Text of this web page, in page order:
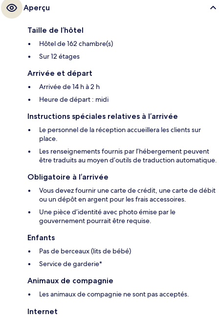
Aperçu
Taille de l’hôtel
Hôtel de 162 chambre(s)
Sur 12 étages
Arrivée et départ
Arrivée de 14 h à 2 h
Heure de départ : midi
Instructions spéciales relatives à l’arrivée
Le personnel de la réception accueillera les clients sur
place.
Les renseignements fournis par l’hébergement peuvent
être traduits au moyen d’outils de traduction automatique.
Obligatoire à l’arrivée
Vous devez fournir une carte de crédit, une carte de débit
ou un dépôt en argent pour les frais accessoires.
Une pièce d’identité avec photo émise par le
gouvernement pourrait être requise.
Enfants
Pas de berceaux (lits de bébé)
Service de garderie*
Animaux de compagnie
Les animaux de compagnie ne sont pas acceptés.
Internet